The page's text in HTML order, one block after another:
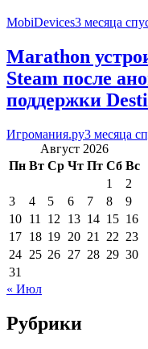
MobiDevices3 месяца
Marathon
Steam после
поддержки
Игромания.ру3 месяца
Август 2026
Пн Вт Ср Чт Пт Сб Вс
1
2
3
4 5 6 7 8
9
10 11 12 13 14 15 16
17 18 19 20 21 22 23
24 25 26 27 28 29 30
31
« Июл
Рубрики